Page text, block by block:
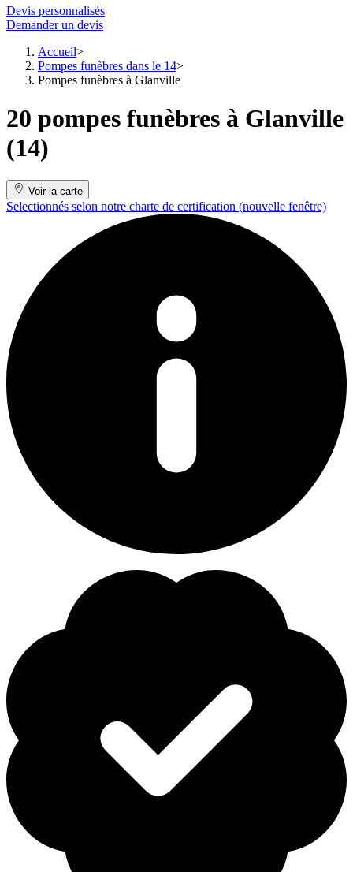
Devis personnalisés
Demander un devis
Accueil
Pompes funèbres dans le 14
Pompes funèbres à Glanville
20 pompes funèbres à Glanville
(14)
Voir la carte
Selectionnés selon notre charte de certification (nouvelle fenêtre)